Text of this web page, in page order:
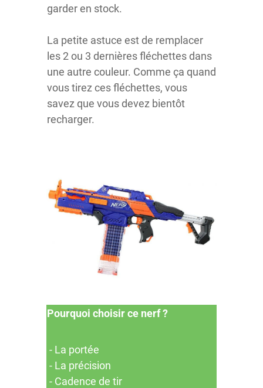
garder en stock.
La petite astuce est de remplacer
les 2 ou 3 dernières fléchettes dans
une autre couleur. Comme ça quand
vous tirez ces fléchettes, vous
savez que vous devez bientôt
recharger.
Pourquoi choisir ce nerf ?
- La portée
- La précision
- Cadence de tir